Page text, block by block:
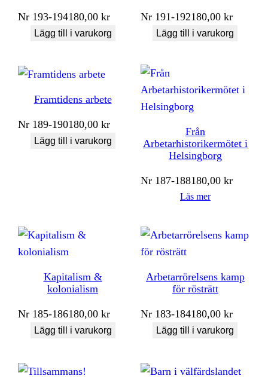
Nr 193-194180,00kr
Lägg till i varukorg
Nr 191-192180,00kr
Lägg till i varukorg
Framtidens arbete
Nr 189-190180,00kr
Lägg till i varukorg
Från
Arbetarhistorikermötet i
Helsingborg
Nr 187-188180,00kr
Läs mer
Kapitalism &
kolonialism
Nr 185-186180,00kr
Lägg till i varukorg
Arbetarrörelsens kamp
för rösträtt
Nr 183-184180,00kr
Lägg till i varukorg